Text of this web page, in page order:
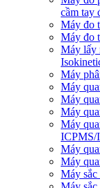
cầm tay
Máy đo
Máy đo
Máy lấy
Máy
Máy
Máy
Máy
Máy
ICPMS/
Máy
Máy
Máy